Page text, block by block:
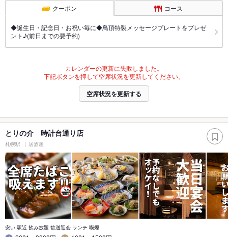
クーポン コース
◆誕生日・記念日・お祝い毎に◆鳥頂特製メッセージプレートをプレゼ
ント♪(前日までの要予約)
カレンダーの更新に失敗しました。
下記ボタンを押して空席状況を更新してください。
空席状況を更新する
とりの介 時計台通り店
札幌駅 居酒屋
安い 駅近 飲み放題 歓送迎会 ランチ 喫煙